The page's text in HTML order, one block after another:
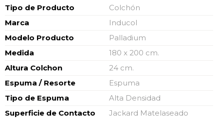
Características
Tipo de Producto
Colchón
Marca
Inducol
Modelo Producto
Palladium
Medida
180 x 200 cm.
Altura Colchon
24 cm.
Espuma / Resorte
Espuma
Tipo de Espuma
Alta Densidad
Superficie de Contacto
Jackard Matelaseado